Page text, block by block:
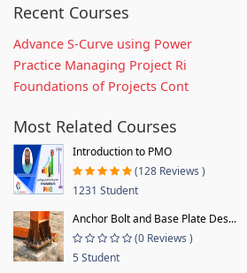
Recent Courses
Advance S-Curve using Power
Practice Managing Project Ri
Foundations of Projects Cont
Most Related Courses
Introduction to PMO
(128 Reviews )
1231 Student
Anchor Bolt and Base Plate Des...
(0 Reviews )
5 Student